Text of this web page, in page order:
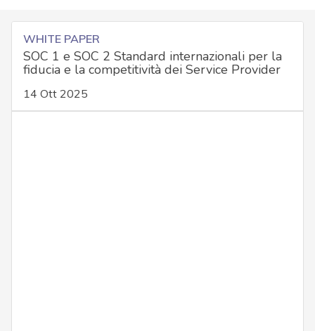
WHITE PAPER
SOC 1 e SOC 2 Standard internazionali per la
fiducia e la competitività dei Service Provider
14 Ott 2025